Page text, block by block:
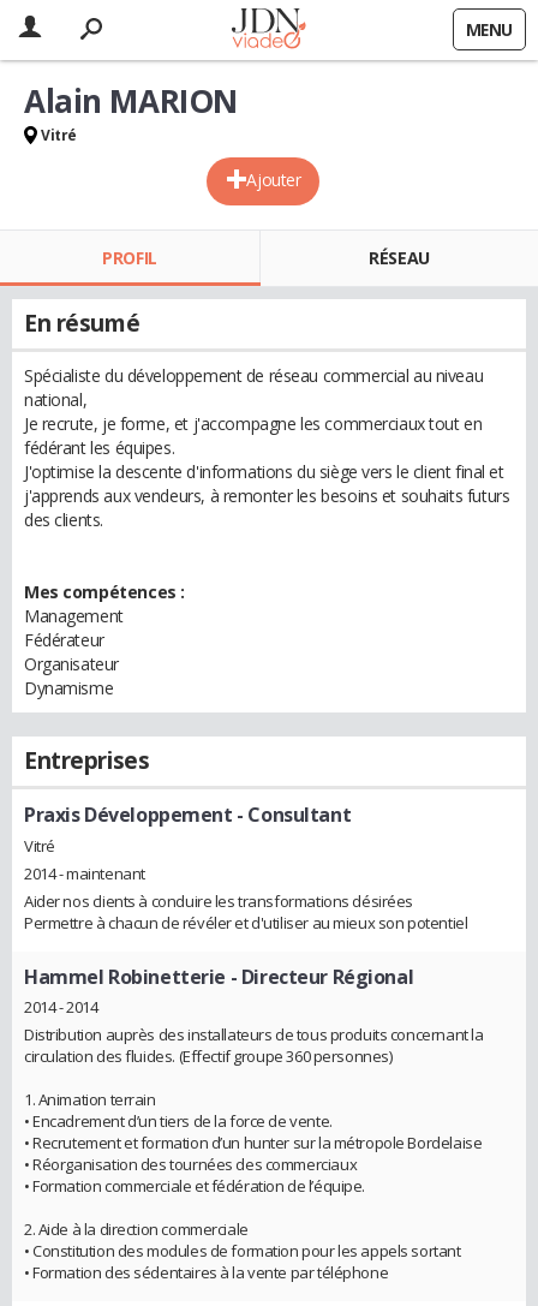
MENU
Ajouter
Alain MARION
Vitré
PROFIL RÉSEAU
En résumé
Spécialiste du développement de réseau commercial au niveau
national,
Je recrute, je forme, et j'accompagne les commerciaux tout en
fédérant les équipes.
J'optimise la descente d'informations du siège vers le client final et
j'apprends aux vendeurs, à remonter les besoins et souhaits futurs
des clients.
Mes compétences :
Management
Fédérateur
Organisateur
Dynamisme
Entreprises
Praxis Développement - Consultant
Vitré
2014 - maintenant
Aider nos clients à conduire les transformations désirées
Permettre à chacun de révéler et d'utiliser au mieux son potentiel
Hammel Robinetterie - Directeur Régional
2014 - 2014
Distribution auprès des installateurs de tous produits concernant la
circulation des fluides. (Effectif groupe 360 personnes)
1. Animation terrain
• Encadrement d’un tiers de la force de vente.
• Recrutement et formation d’un hunter sur la métropole Bordelaise
• Réorganisation des tournées des commerciaux
• Formation commerciale et fédération de l’équipe.
2. Aide à la direction commerciale
• Constitution des modules de formation pour les appels sortant
• Formation des sédentaires à la vente par téléphone